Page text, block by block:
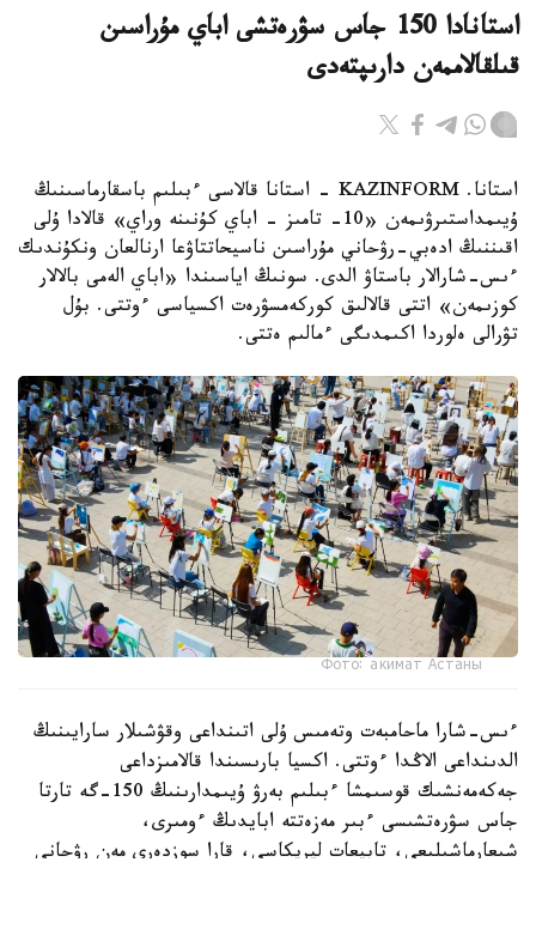
استانادا 150 جاس سۋرەتشى اباي مۇراسىن
قىلقالاممەن دارىپتەدى
استانا. KAZINFORM - استانا قالاسى ءبىلىم باسقارماسىنىڭ
ۇيىمداستىرۋىمەن «10- تامىز - اباي كۇنىنە وراي» قالادا ۇلى
اقىننىڭ ادەبي-رۋحاني مۇراسىن ناسيحاتتاۋعا ارنالعان ونكۇندىك
ءىس-شارالار باستاۋ الدى. سونىڭ اياسىندا «اباي الەمى بالالار
كوزىمەن» اتتى قالالىق كوركەمسۋرەت اكسياسى ءوتتى. بۇل
تۋرالى ەلوردا اكىمدىگى ءمالىم ەتتى.
Фото: акимат Астаны
ءىس-شارا ماحامبەت وتەمىس ۇلى اتىنداعى وقۋشىلار سارايىنىڭ
الدىنداعى الاڭدا ءوتتى. اكسيا بارىسىندا قالامىزداعى
جەكەمەنشىك قوسىمشا ءبىلىم بەرۋ ۇيىمدارىنىڭ 150-گە تارتا
جاس سۋرەتشىسى ءبىر مەزەتتە ابايدىڭ ءومىرى،
شىعارماشىلىعى، تابيعات ليريكاسى، قارا سوزدەرى مەن رۋحاني